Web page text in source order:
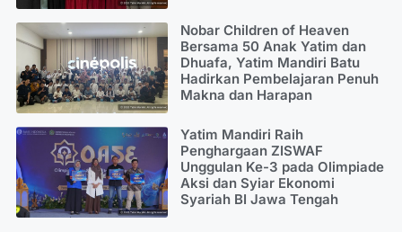
Nobar Children of Heaven
Bersama 50 Anak Yatim dan
Dhuafa, Yatim Mandiri Batu
Hadirkan Pembelajaran Penuh
Makna dan Harapan
Yatim Mandiri Raih
Penghargaan ZISWAF
Unggulan Ke-3 pada Olimpiade
Aksi dan Syiar Ekonomi
Syariah BI Jawa Tengah